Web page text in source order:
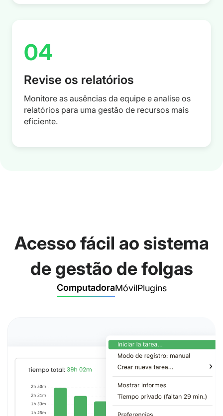
04
Revise os relatórios
Monitore as ausências da equipe e analise os
relatórios para uma gestão de recursos mais
eficiente.
Acesso fácil ao sistema
de gestão de folgas
ComputadoraMóvilPlugins